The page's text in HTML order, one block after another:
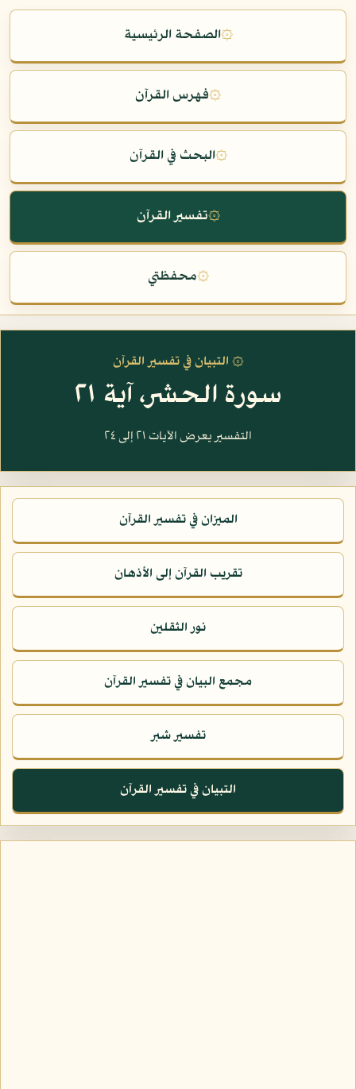
۞الصفحة الرئيسية
۞فهرس القرآن
۞البحث في القرآن
۞تفسير القرآن
۞محفظتي
۞ التبيان في تفسير القرآن
سورة الحشر، آية ٢١
التفسير يعرض الآيات ٢١ إلى ٢٤
الميزان في تفسير القرآن
تقريب القرآن إلى الأذهان
نور الثقلين
مجمع البيان في تفسير القرآن
تفسير شبر
التبيان في تفسير القرآن